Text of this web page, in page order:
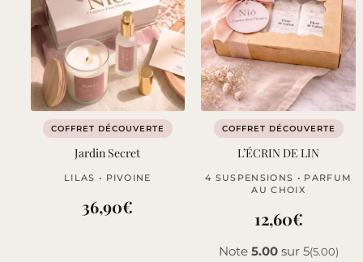
Les
options
peuvent
être
choisies
sur
la
page
du
COFFRET DÉCOUVERTE
Jardin Secret
LILAS • PIVOINE
36,90€
COFFRET DÉCOUVERTE
L’ÉCRIN DE LIN
4 SUSPENSIONS • PARFUM
AU CHOIX
12,60€
Note 5.00sur 5(5.00)